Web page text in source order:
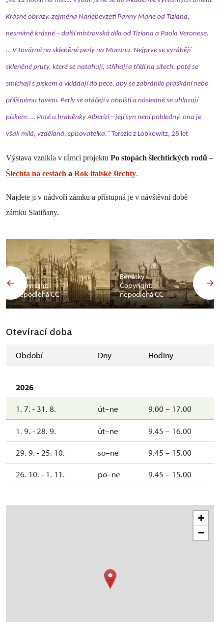
Krásné obrazy, zejména Nanebevzetí Panny Marie od Tiziana,
nesmírně krásné – další mistrovská díla od Tiziana a Paola Veronese.
… V továrně na skleněné perly na Muranu. Nejprve se vyrábějí
skleněné pruty, které se natahují, stříhají a třídí na sítech, poté se
smíchají s pískem a vkládají do pece, aby se zabránilo praskání nebo
přílišnému tavení. Perly se otáčejí v ohništi a následně se uhlazují
pískem. … Poté u hraběnky Alberizi – její syn není pohledný, ona je
však milá, vzdělaná, spisovatelka." Terezie z Lobkowitz, 28 let
Výstava vznikla v rámci projektu Po stopách šlechtických rodů –
Šlechta na cestách a Rok italské šlechty.
Najdete ji v nádvoří zámku a přístupná je v návštěvní době
zámku Slatiňany.
Milán
Copyright:
nepodléhá CC
Benátky
Copyright:
nepodléhá CC
Otevírací doba
Období Dny Hodiny
2026
1. 7. - 31. 8. út–ne 9.00 – 17.00
1. 9. - 28. 9. út–ne 9.45 – 16.00
29. 9. - 25. 10. so–ne 9.45 – 15.00
26. 10. - 1. 11. po–ne 9.45 – 15.00
+
−